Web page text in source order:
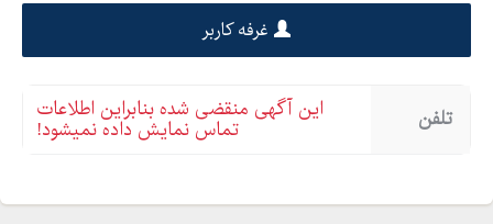
غرفه کاربر
تلفن این آگهی منقضی شده بنابراین اطلاعات
تماس نمایش داده نمیشود!